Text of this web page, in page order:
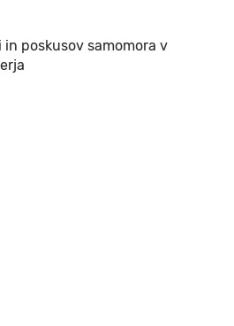
poskusov samomora v